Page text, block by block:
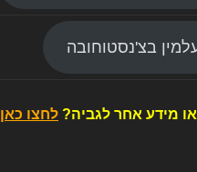
בצ'נסטוחובה
מידע אחר לגביה? לחצו כאן